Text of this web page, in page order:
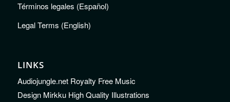
Términos legales (Español)
Legal Terms (English)
LINKS
Audiojungle.net Royalty Free Music
Design Mirkku High Quality Illustrations